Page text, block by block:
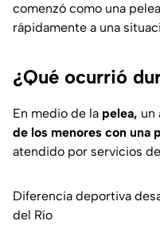
comenzó como una
rápidamente a una
¿Qué ocurrió
En medio de la pelea, un
de los menores con una
atendido por servicios
Diferencia deportiva
del Río